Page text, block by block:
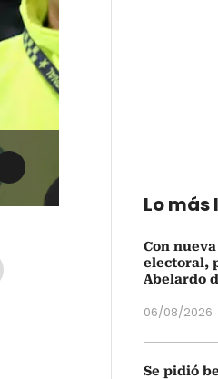
Lo más
Con
electoral,
Abelardo
06/08/2026
Se pidió